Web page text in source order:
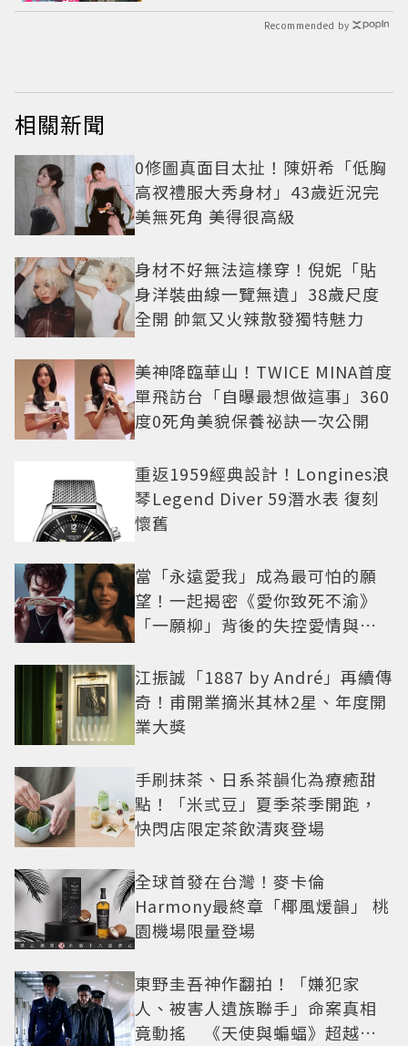
Recommended by
相關新聞
0修圖真面目太扯！陳妍希「低胸
高衩禮服大秀身材」43歲近況完
美無死角 美得很高級
身材不好無法這樣穿！倪妮「貼
身洋裝曲線一覽無遺」38歲尺度
全開 帥氣又火辣散發獨特魅力
美神降臨華山！TWICE MINA首度
單飛訪台「自曝最想做這事」360
度0死角美貌保養祕訣一次公開
重返1959經典設計！Longines浪
琴Legend Diver 59潛水表 復刻
懷舊
當「永遠愛我」成為最可怕的願
望！一起揭密《愛你致死不渝》
「一願柳」背後的失控愛情與爆
江振誠「1887 by André」再續傳
奇！甫開業摘米其林2星、年度開
業大獎
手刷抹茶、日系茶韻化為療癒甜
點！「米弎豆」夏季茶季開跑，
快閃店限定茶飲清爽登場
全球首發在台灣！麥卡倫
Harmony最終章「椰風煖韻」 桃
園機場限量登場
東野圭吾神作翻拍！「嫌犯家
人、被害人遺族聯手」命案真相
竟動搖 《天使與蝙蝠》超越懸